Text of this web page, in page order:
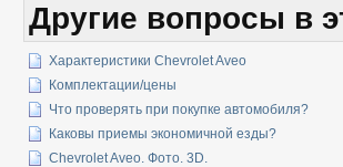
Другие вопросы в
Характеристики Chevrolet Aveo
Комплектации/цены
Что проверять при покупке автомобиля?
Каковы приемы экономичной езды?
Chevrolet Aveo. Фото. 3D.